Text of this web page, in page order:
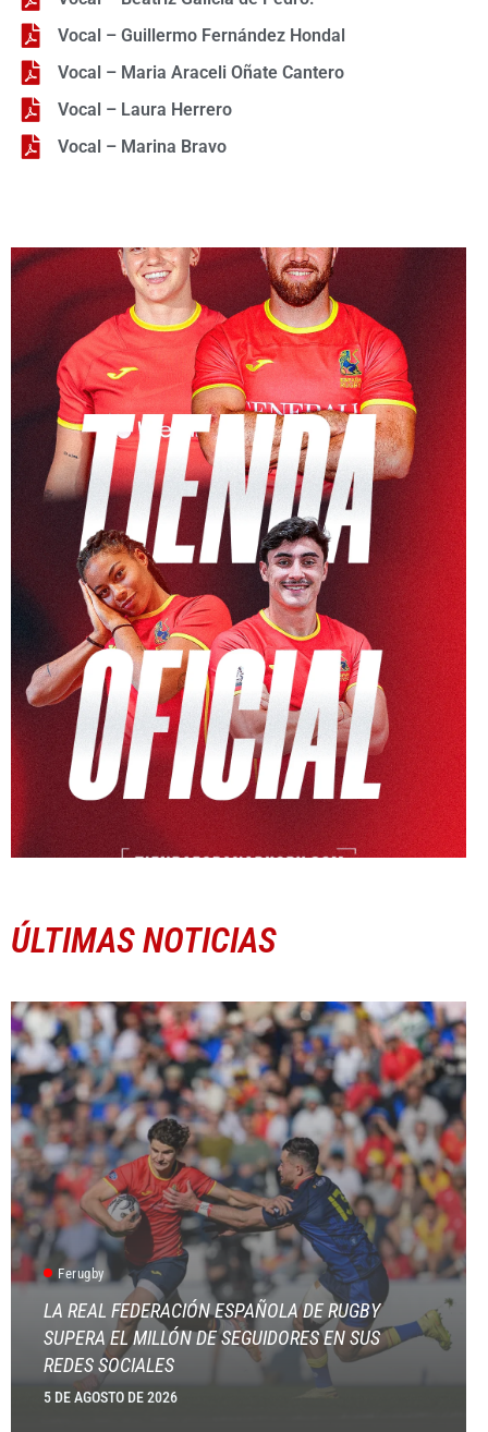
Vocal – Guillermo Fernández Hondal
Vocal – Maria Araceli Oñate Cantero
Vocal – Laura Herrero
Vocal – Marina Bravo
ÚLTIMAS NOTICIAS
Ferugby
LA REAL FEDERACIÓN ESPAÑOLA DE RUGBY
SUPERA EL MILLÓN DE SEGUIDORES EN SUS
REDES SOCIALES
5 DE AGOSTO DE 2026